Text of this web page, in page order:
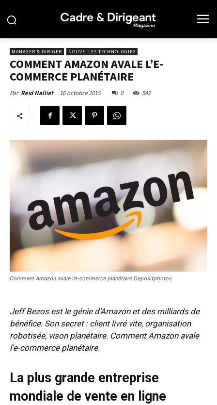
MANAGER & DIRIGER NOUVELLES TECHNOLOGIES
COMMENT AMAZON AVALE L’E-
COMMERCE PLANÉTAIRE
Par Reid Nalliat 16 octobre 2015 0 542
Comment Amazon avale l’e-commerce planétaire Depositphotos
Jeff Bezos est le génie d’Amazon et des milliards de
bénéfice. Son secret : client livré vite, organisation
robotisée, vison planétaire. Comment Amazon avale
l’e-commerce planétaire.
La plus grande entreprise
mondiale de vente en ligne